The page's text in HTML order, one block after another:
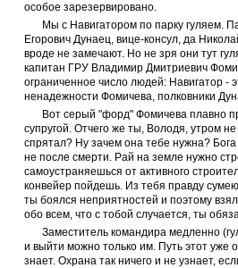
особое зарезервировано.
Мы с Навигатором по парку гуляем.
Егорович Дунаец, вице-консул, да
вроде не замечают. Но не зря они тут
капитан ГРУ Владимир Дмитриевич
ограниченное число людей: Навигатор -
ненадежности Фомичева, полковники
Вот серый "форд" Фомичева плавно
супругой. Отчего же ты, Володя, утром
спрятал? Ну зачем она тебе нужна?
не после смерти. Рай на земле нужно
самоустраняешься от активного
конвейер пойдешь. Из тебя правду
ты боялся неприятностей и поэтому
обо всем, что с тобой случается, ты
Заместитель командира медленно
и выйти можно только им. Путь этот уже
знает. Охрана так ничего и не узнает,